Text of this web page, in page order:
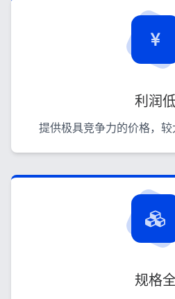
利润
提供极具竞争力的价格，较
规格